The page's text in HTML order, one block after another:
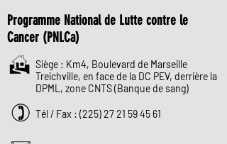
Programme National de Lutte contre le
Cancer (PNLCa)
Siège : Km4, Boulevard de Marseille
Treichville, en face de la DC PEV, derrière la
DPML, zone CNTS (Banque de sang)
Tél / Fax : (225) 27 21 59 45 61